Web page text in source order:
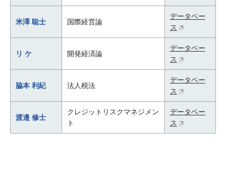
米澤 聡士 国際経営論
データベー
ス
リ ケ 開発経済論
データベー
ス
脇本 利紀 法人税法
データベー
ス
渡邉 修士
クレジットリスクマネジメン
ト
データベー
ス